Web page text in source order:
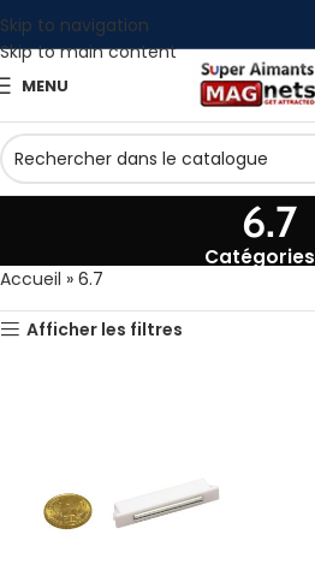
Skip to navigation
Skip to main content
MENU
6.7
Catégories
Accueil » 6.7
Afficher les filtres